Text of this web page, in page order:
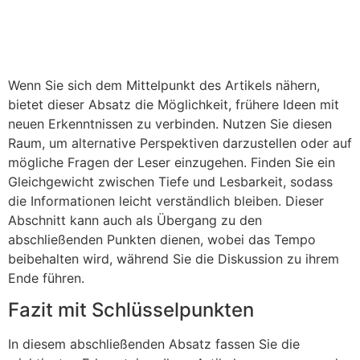
Wenn Sie sich dem Mittelpunkt des Artikels nähern,
bietet dieser Absatz die Möglichkeit, frühere Ideen mit
neuen Erkenntnissen zu verbinden. Nutzen Sie diesen
Raum, um alternative Perspektiven darzustellen oder auf
mögliche Fragen der Leser einzugehen. Finden Sie ein
Gleichgewicht zwischen Tiefe und Lesbarkeit, sodass
die Informationen leicht verständlich bleiben. Dieser
Abschnitt kann auch als Übergang zu den
abschließenden Punkten dienen, wobei das Tempo
beibehalten wird, während Sie die Diskussion zu ihrem
Ende führen.
Fazit mit Schlüsselpunkten
In diesem abschließenden Absatz fassen Sie die